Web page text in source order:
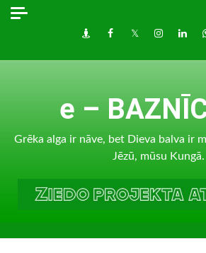
Skip
DraugiemFacebook
TwitterInstagram
e –
Grēka alga ir nāve, bet Dieva balva ir
Jēzū, mūsu Kungā.